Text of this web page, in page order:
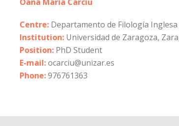
Centre: Departamento de Filología Inglesa
Institution: Universidad de Zaragoza,
Position: PhD Student
E-mail:ocarciu@unizar.es
Phone:976761363